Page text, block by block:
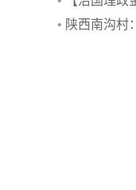
的位置
• 陕西南沟村